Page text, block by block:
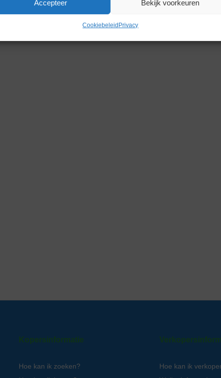
Accepteer Bekijk voorkeuren
CookiebeleidPrivacy
Gerelateerde producten
Kopersinformatie
Hoe kan ik zoeken?
Hoe kan ik